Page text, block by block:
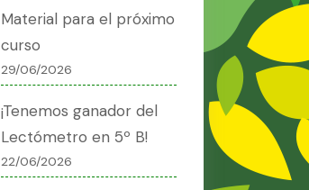
Material para el próximo
curso
29/06/2026
¡Tenemos ganador del
Lectómetro en 5º B!
22/06/2026